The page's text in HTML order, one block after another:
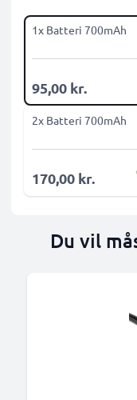
1x Batteri 700mAh
95,00 kr.
2x Batteri 700mAh
170,00 kr.
Du vil